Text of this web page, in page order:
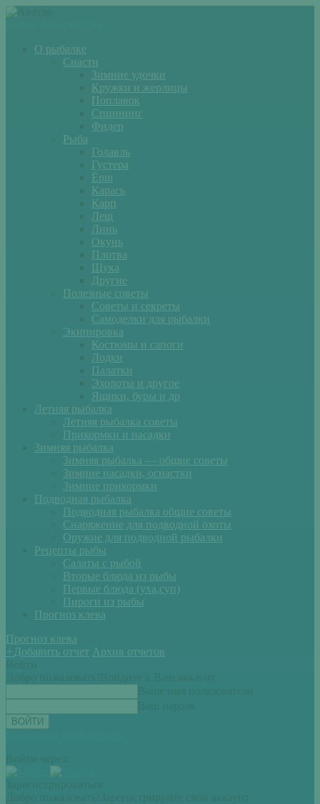
О рыбалке
Снасти
Зимние удочки
Кружки и жерлицы
Поплавок
Спиннинг
Фидер
Рыба
Голавль
Густера
Ёрш
Карась
Карп
Лещ
Линь
Окунь
Плотва
Щука
Другие
Полезные советы
Советы и секреты
Самоделки для рыбалки
Экипировка
Костюмы и сапоги
Лодки
Палатки
Эхолоты и другое
Ящики, буры и др
Летняя рыбалка
Летняя рыбалка советы
Прикормки и насадки
Зимняя рыбалка
Зимняя рыбалка — общие советы
Зимние насадки, оснастки
Зимние прикормки
Подводная рыбалка
Подводная рыбалка общие советы
Снаряжение для подводной охоты
Оружие для подводной рыбалки
Рецепты рыбы
Салаты с рыбой
Вторые блюда из рыбы
Первые блюда (уха,суп)
Пироги из рыбы
Прогноз клева
Прогноз клева
+ Добавить отчет Архив отчетов
Войти
Добро пожаловать! Войдите в Ваш аккаунт
Ваше имя пользователя
Ваш пароль
Войти через:
Зарегистрироваться
Добро пожаловать! Зарегистрируйте свой аккаунт